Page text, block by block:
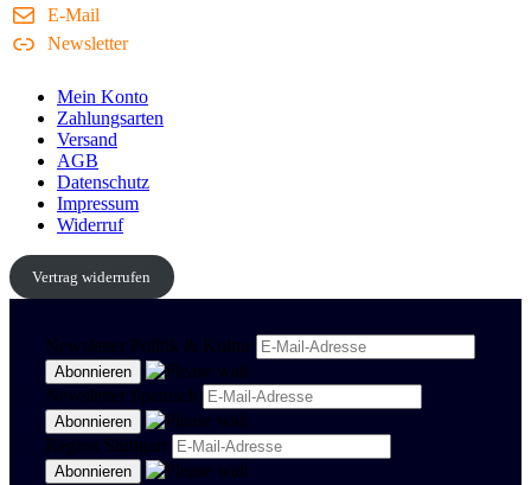
E-Mail
Newsletter
Mein Konto
Zahlungsarten
Versand
AGB
Datenschutz
Impressum
Widerruf
Vertrag widerrufen
Newsletter Politik & Kultur
Newsletter Spanisch
Region Stuttgart